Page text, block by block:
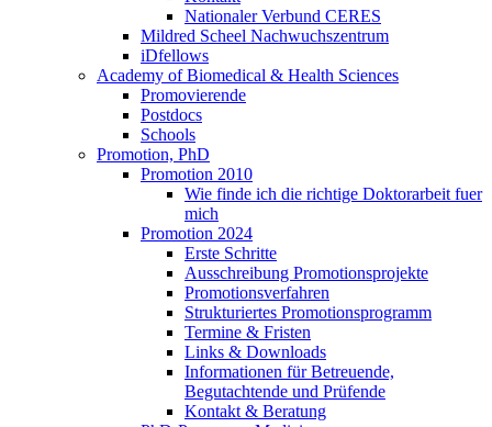
Nationaler Verbund CERES
Mildred Scheel Nachwuchszentrum
iDfellows
Academy of Biomedical & Health Sciences
Promovierende
Postdocs
Schools
Promotion, PhD
Promotion 2010
Wie finde ich die richtige Doktorarbeit fuer
mich
Promotion 2024
Erste Schritte
Ausschreibung Promotionsprojekte
Promotionsverfahren
Strukturiertes Promotionsprogramm
Termine & Fristen
Links & Downloads
Informationen für Betreuende,
Begutachtende und Prüfende
Kontakt & Beratung